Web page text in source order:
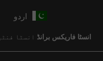
اردو
انسٹا فاریکس برانڈ انسٹا